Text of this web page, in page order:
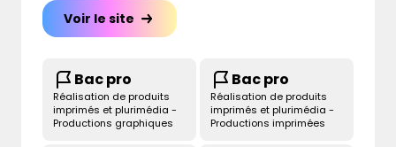
Voir le site
Bac pro
Réalisation de produits
imprimés et plurimédia -
Productions graphiques
Bac pro
Réalisation de produits
imprimés et plurimédia -
Productions imprimées